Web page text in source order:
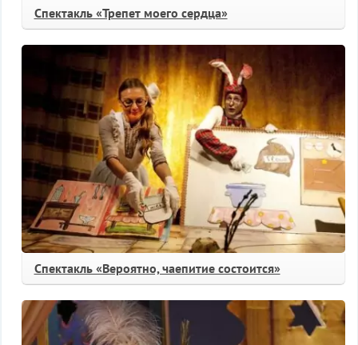
Спектакль «Трепет моего сердца»
Спектакль «Вероятно, чаепитие состоится»